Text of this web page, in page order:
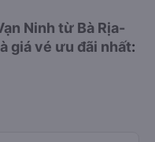
Ninh từ Bà Rịa-
giá vé ưu đãi nhất: